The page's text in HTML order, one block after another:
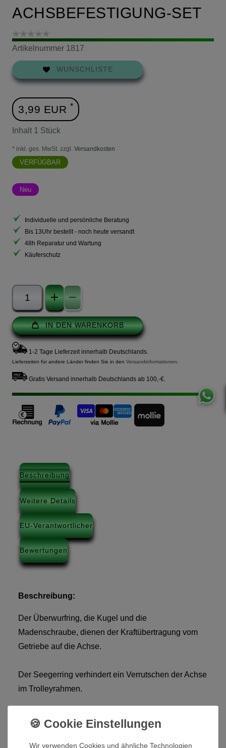
ACHSBEFESTIGUNG-SET
Artikelnummer 1817
WUNSCHLISTE
3,99 EUR *
Inhalt 1 Stück
* inkl. ges. MwSt. zzgl. Versandkosten
VERFÜGBAR
Neu
Individuelle und persönliche Beratung
Bis 13Uhr bestellt - noch heute versandt
48h Reparatur und Wartung
Käuferschutz
IN DEN WARENKORB
1-2 Tage Lieferzeit innerhalb Deutschlands.
Lieferzeiten für andere Länder finden Sie in den Versandinformationen
Gratis Versand innerhalb Deutschlands ab 100,-€.
Beschreibung
Weitere Details
EU-Verantwortlicher
Bewertungen
Beschreibung:
Der Überwurfring, die Kugel und die
Madenschraube, dienen der Kraftübertragung vom
Getriebe auf die Achse.
Der Seegerring verhindert ein Verrutschen der Achse
im Trolleyrahmen.
Die Hohlspannstifte werden an den äusseren Enden
der Achse eingesetzt und sind für die Arretierung der
Räder notwendig.
Wir verwenden Cookies und ähnliche Technologien